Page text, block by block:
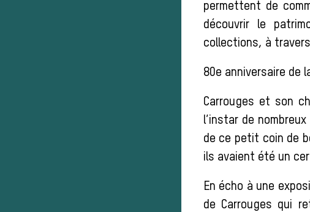
permettent de
découvrir le
collections, à
80e anniversaire de
Carrouges et son
l’instar de
de ce petit coin de
ils avaient été un
En écho à une
de Carrouges qui